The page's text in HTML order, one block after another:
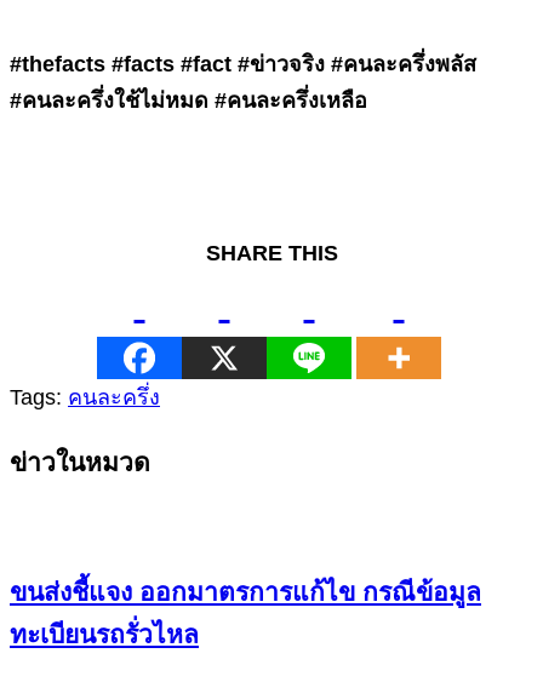
#thefacts #facts #fact #ข่าวจริง #คนละครึ่งพลัส
#คนละครึ่งใช้ไม่หมด #คนละครึ่งเหลือ
SHARE THIS
Tags: คนละครึ่ง
Continue
ข่าวในหมวด
ขนส่งชี้แจง ออกมาตรการแก้ไข กรณีข้อมูล
ทะเบียนรถรั่วไหล